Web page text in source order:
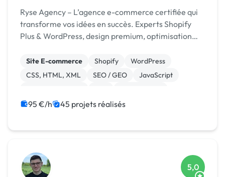
Ryse Agency – L’agence e-commerce certifiée qui
transforme vos idées en succès. Experts Shopify
Plus & WordPress, design premium, optimisation
Site E-commerce Shopify
WordPress
CSS, HTML, XML
SEO / GEO
JavaScript
95 €/h 45 projets réalisés
5,0